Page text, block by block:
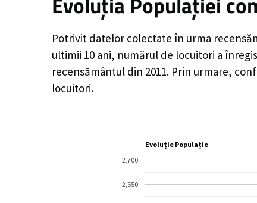
Potrivit datelor colectate în urma
ultimii 10 ani, numărul de locuitori a
recensământul din 2011. Prin urmare,
locuitori.
Evoluție Populație
2,650
2,700